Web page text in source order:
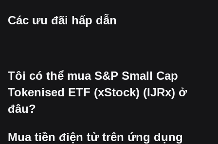
Các ưu đãi hấp dẫn
Tôi có thể mua S&P Small Cap
Tokenised ETF (xStock) (IJRx) ở
đâu?
Mua tiền điện tử trên ứng dụng